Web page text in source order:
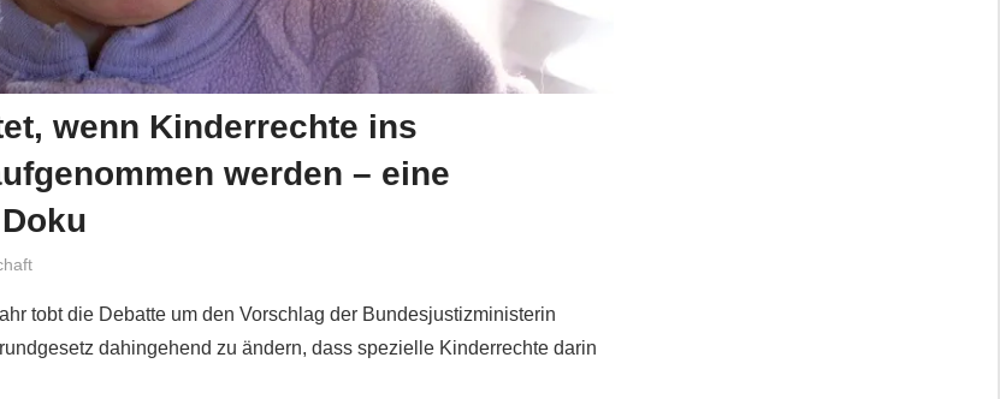
wenn Kinderrechte ins
werden – eine
tobt die Debatte um den Vorschlag der Bundesjustizministerin
dahingehend zu ändern, dass spezielle Kinderrechte darin